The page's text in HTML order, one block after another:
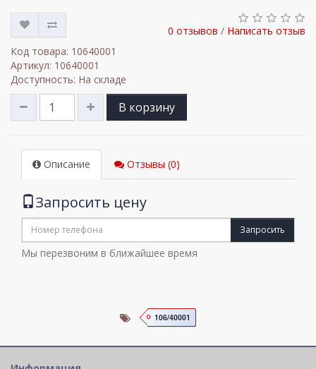
0 отзывов / Написать отзыв
Код товара: 10640001
Артикул: 10640001
Доступность: На складе
В корзину
Описание Отзывы (0)
Запросить цену
Запросить
Мы перезвоним в ближайшее время
106/40001